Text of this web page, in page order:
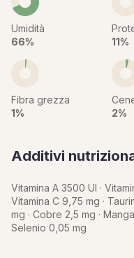
Umidità
66%
11%
Fibra grezza
1%
2%
Additivi
Vitamina A 3500 UI ·
Vitamina C 9,75 mg ·
mg · Cobre 2,5 mg ·
Selenio 0,05 mg